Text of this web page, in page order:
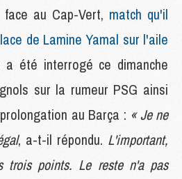
au Cap-Vert, match qu'il
de Lamine Yamal sur l'aile
a été interrogé ce dimanche
sur la rumeur PSG ainsi
au Barça : « Je ne
, a-t-il répondu. L'important,
trois points. Le reste n'a pas